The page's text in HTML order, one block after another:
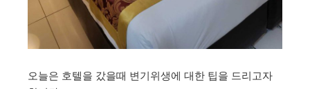
오늘은 호텔을 갔을때 변기위생에 대한 팁을 드리고자